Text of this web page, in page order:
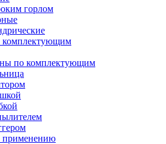
горлом
комплектующим
по комплектующим
применению